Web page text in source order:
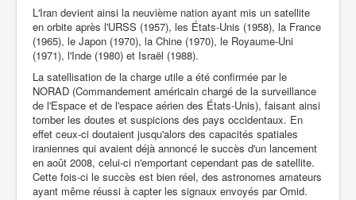
L'Iran devient ainsi la neuvième nation ayant mis un satellite
en orbite après l'URSS (1957), les États-Unis (1958), la France
(1965), le Japon (1970), la Chine (1970), le Royaume-Uni
(1971), l'Inde (1980) et Israël (1988).
La satellisation de la charge utile a été confirmée par le
NORAD (Commandement américain chargé de la surveillance
de l'Espace et de l'espace aérien des États-Unis), faisant ainsi
tomber les doutes et suspicions des pays occidentaux. En
effet ceux-ci doutaient jusqu'alors des capacités spatiales
iraniennes qui avaient déjà annoncé le succès d'un lancement
en août 2008, celui-ci n'emportant cependant pas de satellite.
Cette fois-ci le succès est bien réel, des astronomes amateurs
ayant même réussi à capter les signaux envoyés par Omid.